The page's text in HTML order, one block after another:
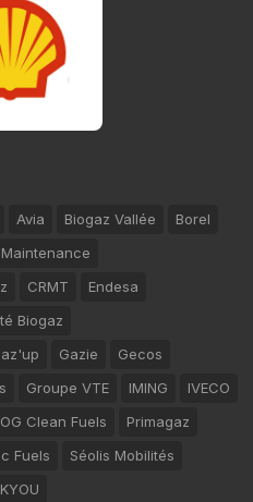
Avia Biogaz Vallée
Borel
CRMT
Endesa
Biogaz
Gazie
Gecos
Groupe VTE IMING
IVECO
OG Clean Fuels
Primagaz
Fuels
Séolis Mobilités